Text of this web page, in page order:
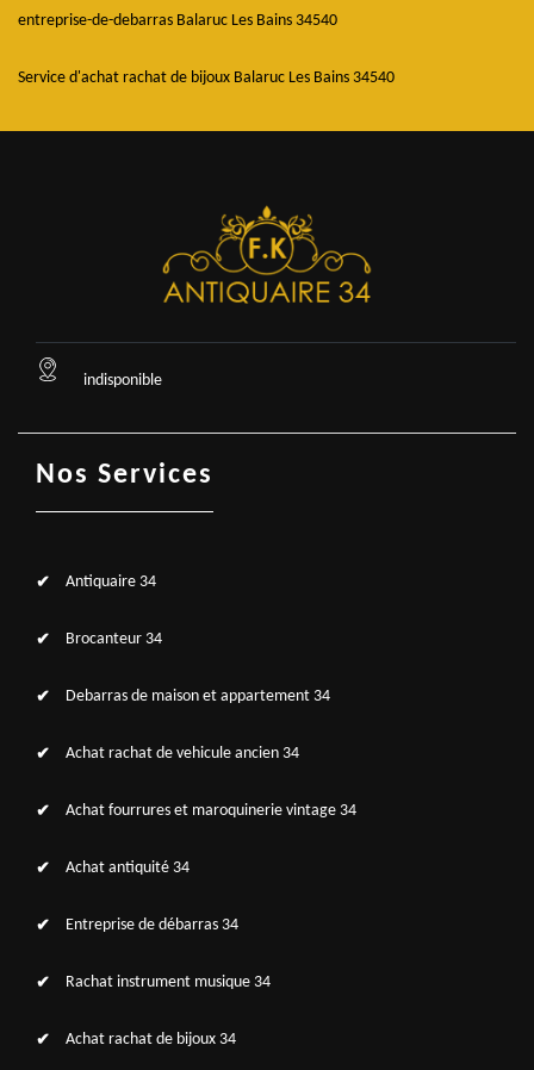
entreprise-de-debarras Balaruc Les Bains 34540
Service d'achat rachat de bijoux Balaruc Les Bains 34540
indisponible
Nos Services
Antiquaire 34
Brocanteur 34
Debarras de maison et appartement 34
Achat rachat de vehicule ancien 34
Achat fourrures et maroquinerie vintage 34
Achat antiquité 34
Entreprise de débarras 34
Rachat instrument musique 34
Achat rachat de bijoux 34